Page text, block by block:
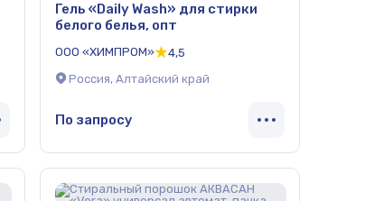
Гель «Daily Wash» для стирки
белого белья, опт
ООО «ХИМПРОМ»
4,5
Россия, Алтайский край
По запросу